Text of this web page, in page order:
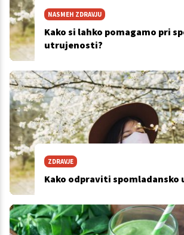
NASMEH ZDRAVJU
Kako si lahko pomagamo pri
utrujenosti?
ZDRAVJE
Kako odpraviti